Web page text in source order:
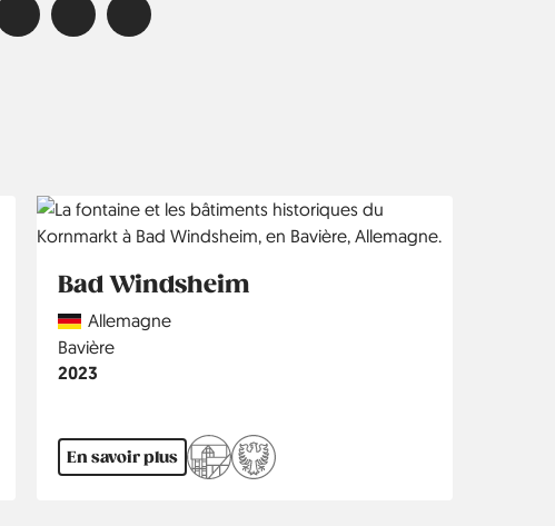
Bad Windsheim
CountryAllemagne
Région
Bavière
Année
2023
En savoir plus